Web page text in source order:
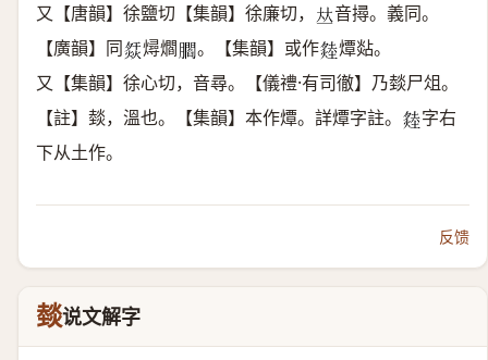
又【唐韻】徐鹽切【集韻】徐廉切， 𠀤音撏。義同。
【廣韻】同𤍙 燖爓𦢨 。【集韻】或作𤏝 燂煔。
又【集韻】徐心切，音尋。【儀禮·有司徹】乃燅尸俎。
【註】燅，溫也。【集韻】本作燂。詳燂字註。 𤏝 字右
下从土作。
反馈
燅说文解字